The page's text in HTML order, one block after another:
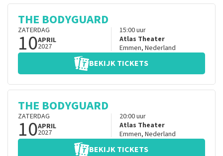
THE BODYGUARD
ZATERDAG
10APRIL
2027
15:00uur
Atlas Theater
Emmen, Nederland
BEKIJK TICKETS
THE BODYGUARD
ZATERDAG
10APRIL
2027
20:00uur
Atlas Theater
Emmen, Nederland
BEKIJK TICKETS